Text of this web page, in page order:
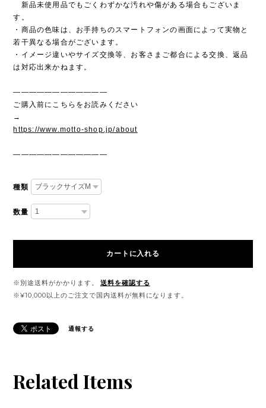
新品未使用品でもごくわずかな汚れや傷がある場合もございま
す。
・商品の色味は、お手持ちのスマートフォンの画面によって実物と
若干異なる場合がございます。
・イメージ違いやサイズ交換等、お客さまご都合による交換、返品
は対応出来かねます。
————————————
ご購入前にこちらをお読みください
→
https://www.motto-shop.jp/about
————————————
種類
数量
カートに入れる
※別途送料がかかります。
送料を確認する
※¥10,000以上のご注文で国内送料が無料になります。
通報する
Related Items